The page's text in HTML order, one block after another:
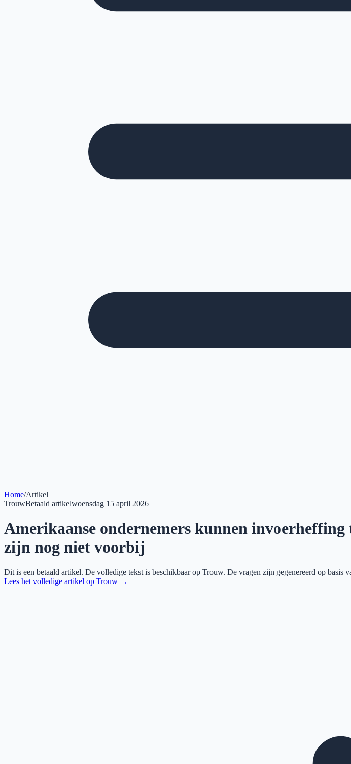
Home/Artikel
TrouwBetaald artikelwoensdag 15 april 2026
Amerikaanse ondernemers kunnen
zijn nog niet voorbij
Dit is een betaald artikel. De volledige tekst is beschikbaar op Trouw. De vragen zijn gegenereerd op basis
Lees het volledige artikel op Trouw →